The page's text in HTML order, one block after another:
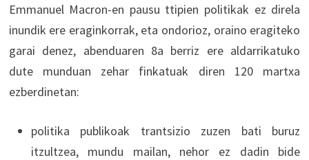
Emmanuel Macron-en pausu ttipien politikak ez direla
inundik ere eraginkorrak, eta ondorioz, oraino eragiteko
garai denez, abenduaren 8a berriz ere aldarrikatuko
dute munduan zehar finkatuak diren 120 martxa
ezberdinetan:
politika publikoak trantsizio zuzen bati buruz
itzultzea, mundu mailan, nehor ez dadin bide